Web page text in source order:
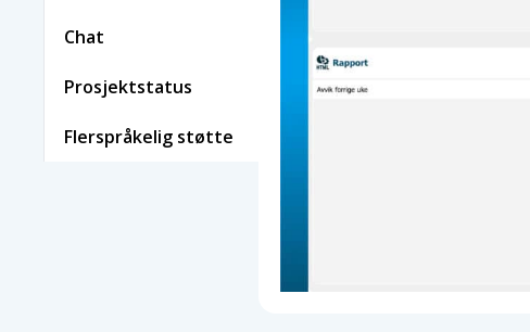
Chat
Prosjektstatus
Flerspråkelig støtte